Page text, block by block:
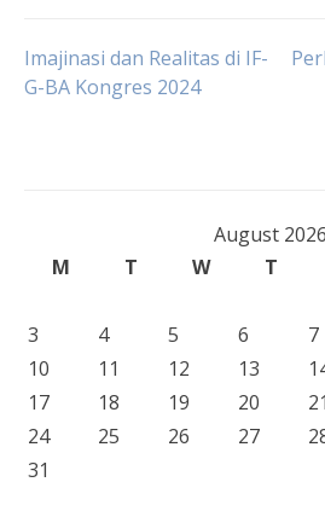
Post
Imajinasi dan Realitas di IF-
G-BA Kongres 2024
August 2026
M
T W T
3
4 5 6 7
10
11 12 13
17
18 19 20 21
24
25 26 27
31